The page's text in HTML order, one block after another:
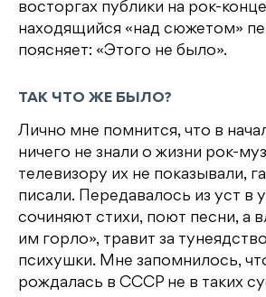
восторгах публики на рок-
находящийся «над сюжетом»
поясняет: «Этого не было».
ТАК ЧТО ЖЕ БЫЛО?
Лично мне помнится, что в
ничего не знали о жизни рок-
телевизору их не показывали,
писали. Передавалось из уст в
сочиняют стихи, поют песни, а
им горло», травит за
психушки. Мне запомнилось,
рождалась в СССР не в таких